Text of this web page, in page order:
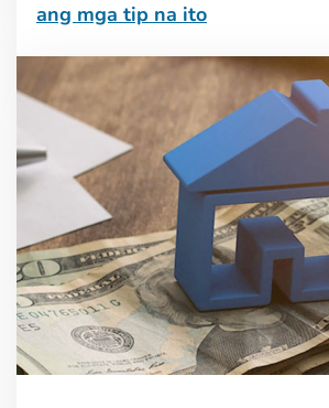
ang mga tip na ito